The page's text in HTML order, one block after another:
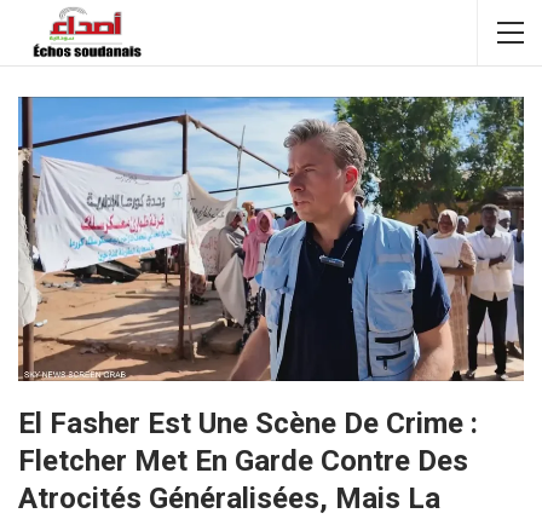
El Fasher Est Une Scène De Crime :
Fletcher Met En Garde Contre Des
Atrocités Généralisées, Mais La